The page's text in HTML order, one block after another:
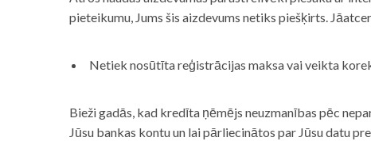
pieteikumu, Jums šis aizdevums netiks piešķirts.
Netiek nosūtīta reģistrācijas maksa vai veikta
Bieži gadās, kad kredīta ņēmējs neuzmanības pēc
Jūsu bankas kontu un lai pārliecinātos par Jūsu datu